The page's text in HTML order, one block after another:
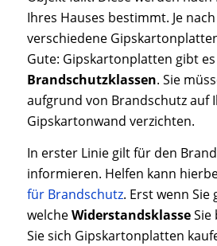
Ihres Hauses bestimmt. Je
verschiedene
Gute: Gipskartonplatten gibt
Brandschutzklassen. Sie
aufgrund von Brandschutz auf
Gipskartonwand verzichten.
In erster Linie gilt für den
informieren. Helfen kann
für Brandschutz. Erst wenn Sie
welcheWiderstandsklasseSie
Sie sich Gipskartonplatten